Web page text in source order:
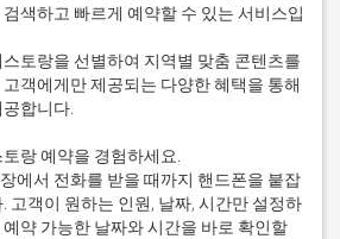
색하고 빠르게 예약할 수 있는 서비스입
토랑을 선별하여 지역별 맞춤 콘텐츠를
객에게만 제공되는 다양한 혜택을 통해
합니다.
랑 예약을 경험하세요.
에서 전화를 받을 때까지 핸드폰을 붙잡
고객이 원하는 인원, 날짜, 시간만 설정하
약 가능한 날짜와 시간을 바로 확인할